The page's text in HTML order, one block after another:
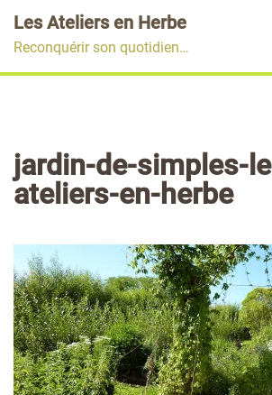
au
contenu
Les Ateliers en Herbe
Reconquérir son quotidien…
jardin-de-simples-
ateliers-en-herbe